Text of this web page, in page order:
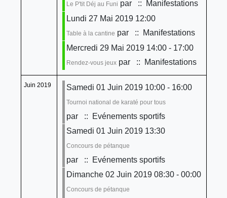
Le P'tit Déj au Funi par
:: Manifestations
Lundi 27 Mai 2019 12:00
Table à la cantine par
:: Manifestations
Mercredi 29 Mai 2019 14:00 - 17:00
Rendez-vous jeuxpar :: Manifestations
Juin 2019 Samedi 01 Juin 2019 10:00 - 16:00
Tournoi national de karaté pour tous
par
:: Evénements sportifs
Samedi 01 Juin 2019 13:30
Concours de pétanque
par
:: Evénements sportifs
Dimanche 02 Juin 2019 08:30 - 00:00
Concours de pétanque